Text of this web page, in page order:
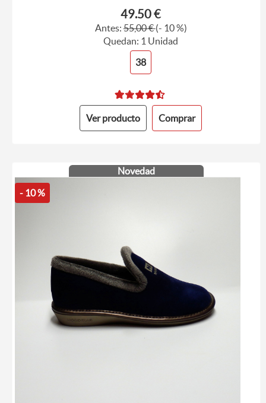
49.50 €
Antes:55,00 €(- 10 %)
Quedan: 1 Unidad
38
Ver producto Comprar
Novedad
- 10 %